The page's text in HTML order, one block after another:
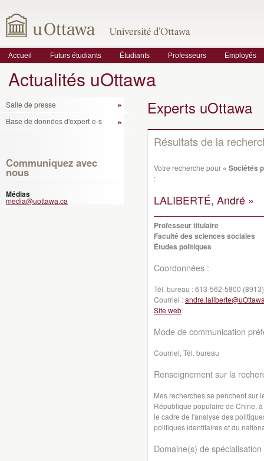
Accueil Futurs étudiants Étudiants Professeurs Employés
Actualités uOttawa
Salle de presse
Base de données d'expert-e-s
Communiquez avec
nous
Médias
media@uottawa.ca
Experts uOttawa
Résultats de la
Votre recherche pour « Sociétés
:
LALIBERTÉ, André »
Professeur titulaire
Faculté des sciences sociales
Études politiques
Coordonnées :
Tél. bureau :613-562-5800 (8913)
Courriel :
Site web
Mode de communication
Courriel, Tél. bureau
Renseignement sur la
Mes recherches se penchent sur
République populaire de Chine,
le cadre de l'analyse des
politiques identitaires et du
Domaine(s) de spécialisation